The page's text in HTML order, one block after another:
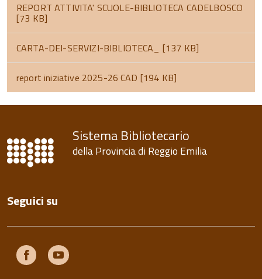
REPORT ATTIVITA' SCUOLE-BIBLIOTECA CADELBOSCO
[73 KB]
CARTA-DEI-SERVIZI-BIBLIOTECA_ [137 KB]
report iniziative 2025-26 CAD [194 KB]
all'inizio
Sistema Bibliotecario
della Provincia di Reggio Emilia
Seguici su
Facebook